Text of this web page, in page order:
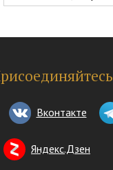
Вконтакте
Яндекс.Дзен